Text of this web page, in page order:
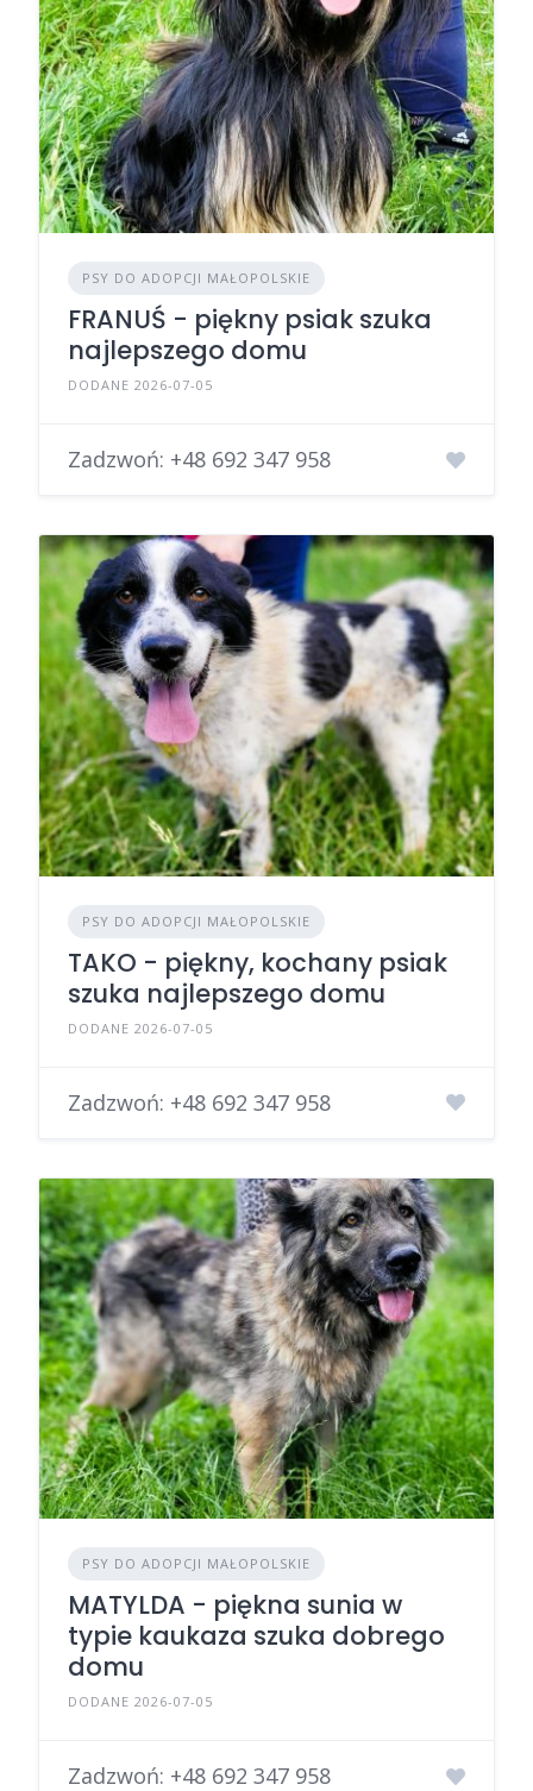
PSY DO ADOPCJI MAŁOPOLSKIE
FRANUŚ - piękny psiak szuka
najlepszego domu
DODANE 2026-07-05
Zadzwoń: +48 692 347 958
PSY DO ADOPCJI MAŁOPOLSKIE
TAKO - piękny, kochany psiak
szuka najlepszego domu
DODANE 2026-07-05
Zadzwoń: +48 692 347 958
PSY DO ADOPCJI MAŁOPOLSKIE
MATYLDA - piękna sunia w
typie kaukaza szuka dobrego
domu
DODANE 2026-07-05
Zadzwoń: +48 692 347 958